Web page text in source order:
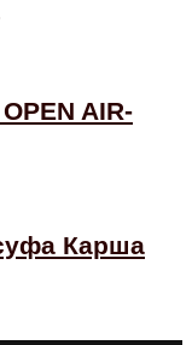
AIR-
Карша